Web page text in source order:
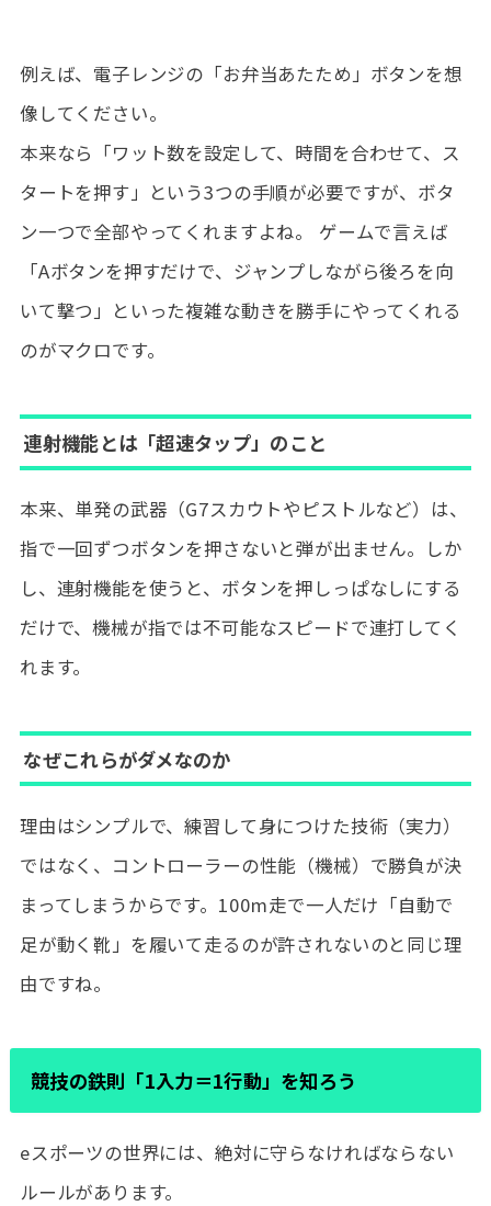
例えば、電子レンジの「お弁当あたため」ボタンを想
像してください。
本来なら「ワット数を設定して、時間を合わせて、ス
タートを押す」という3つの手順が必要ですが、ボタ
ン一つで全部やってくれますよね。 ゲームで言えば
「Aボタンを押すだけで、ジャンプしながら後ろを向
いて撃つ」といった複雑な動きを勝手にやってくれる
のがマクロです。
連射機能とは「超速タップ」のこと
本来、単発の武器（G7スカウトやピストルなど）は、
指で一回ずつボタンを押さないと弾が出ません。しか
し、連射機能を使うと、ボタンを押しっぱなしにする
だけで、機械が指では不可能なスピードで連打してく
れます。
なぜこれらがダメなのか
理由はシンプルで、練習して身につけた技術（実力）
ではなく、コントローラーの性能（機械）で勝負が決
まってしまうからです。100m走で一人だけ「自動で
足が動く靴」を履いて走るのが許されないのと同じ理
由ですね。
競技の鉄則「1入力＝1行動」を知ろう
eスポーツの世界には、絶対に守らなければならない
ルールがあります。